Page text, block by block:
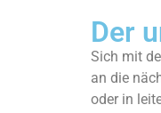
Der
Sich mit
an die
oder in